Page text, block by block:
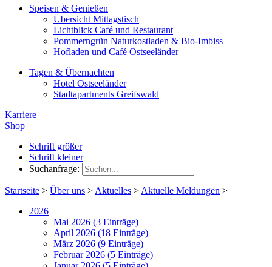
Speisen & Genießen
Übersicht Mittagstisch
Lichtblick Café und Restaurant
Pommerngrün Naturkostladen & Bio-Imbiss
Hofladen und Café Ostseeländer
Tagen & Übernachten
Hotel Ostseeländer
Stadtapartments Greifswald
Karriere
Shop
Schrift größer
Schrift kleiner
Suchanfrage:
Startseite > Über uns > Aktuelles > Aktuelle Meldungen >
2026
Mai 2026 (3 Einträge)
April 2026 (18 Einträge)
März 2026 (9 Einträge)
Februar 2026 (5 Einträge)